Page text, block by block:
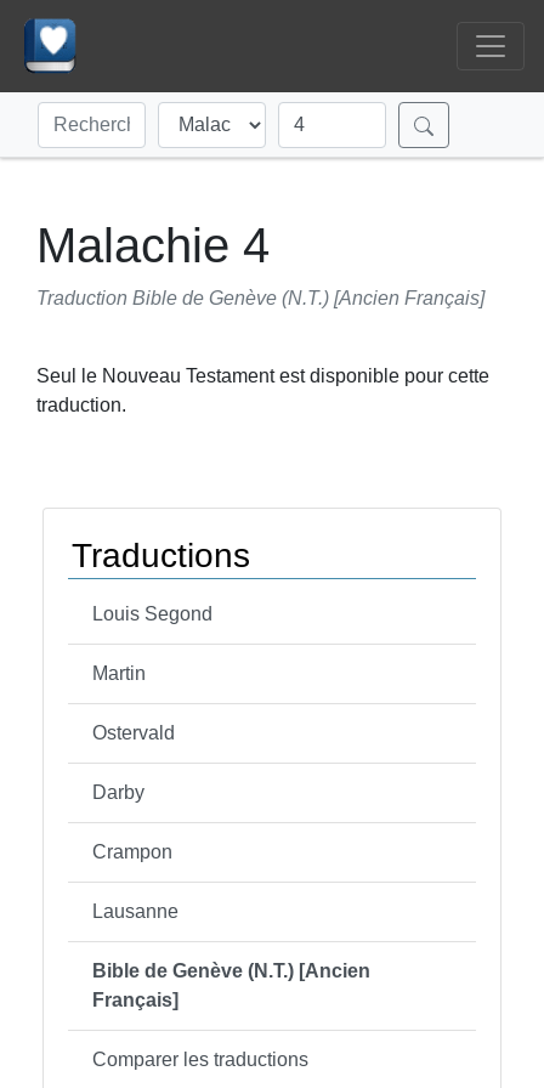
Malachie 4
Traduction Bible de Genève (N.T.) [Ancien Français]
Seul le Nouveau Testament est disponible pour cette
traduction.
Traductions
Louis Segond
Martin
Ostervald
Darby
Crampon
Lausanne
Bible de Genève (N.T.) [Ancien
Français]
Comparer les traductions